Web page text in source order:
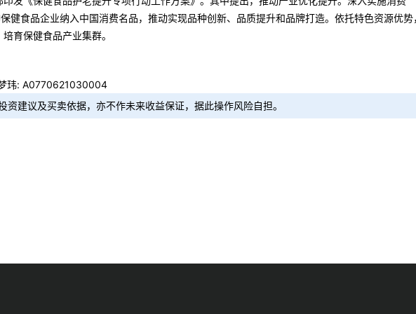
健食品企业纳入中国消费名品，推动实现品种创新、品质提升和品牌打造。依托特色资源优势
育保健食品产业集群。
玮: A0770621030004
资建议及买卖依据，亦不作未来收益保证，据此操作风险自担。